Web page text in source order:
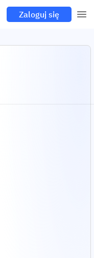
Zaloguj się